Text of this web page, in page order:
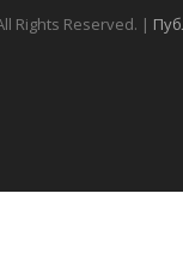
Rights Reserved. |